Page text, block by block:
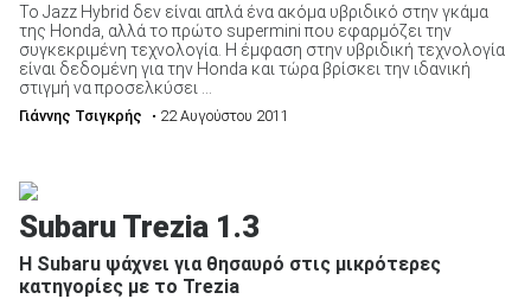
Επιχειρήσεις
Το Jazz Hybrid δεν είναι απλά ένα ακόμα υβριδικό στην γκάμα
της Honda, αλλά το πρώτο supermini που εφαρμόζει την
συγκεκριμένη τεχνολογία. Η έμφαση στην υβριδική τεχνολογία
είναι δεδομένη για την Honda και τώρα βρίσκει την ιδανική
στιγμή να προσελκύσει ...
Γιάννης Τσιγκρής • 22 Αυγούστου 2011
Subaru Trezia 1.3
Η Subaru ψάχνει για θησαυρό στις μικρότερες
κατηγορίες με το Trezia